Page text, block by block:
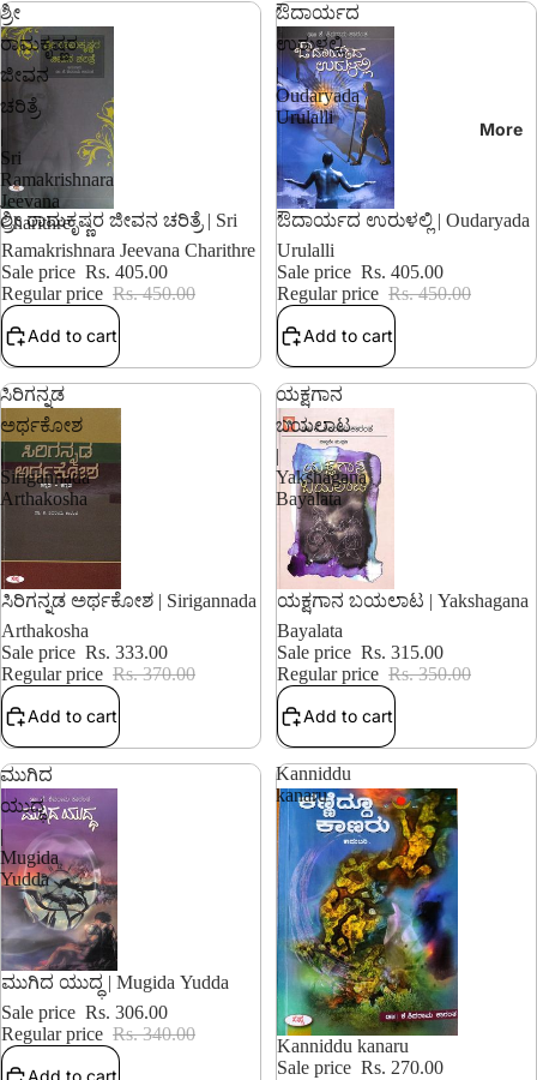
More
ಶ್ರೀ
ರಾಮಕೃಷ್ಣರ
ಜೀವನ
ಚರಿತ್ರೆ
|
Sri
Ramakrishnara
Jeevana
Charithre
10% OFF
ಶ್ರೀ ರಾಮಕೃಷ್ಣರ ಜೀವನ ಚರಿತ್ರೆ | Sri
Ramakrishnara Jeevana Charithre
Sale price Rs. 405.00
Regular price Rs. 450.00
Add to cart
ಔದಾರ್ಯದ
ಉರುಳಲ್ಲಿ
|
Oudaryada
Urulalli
10% OFF
ಔದಾರ್ಯದ ಉರುಳಲ್ಲಿ | Oudaryada
Urulalli
Sale price Rs. 405.00
Regular price Rs. 450.00
Add to cart
ಸಿರಿಗನ್ನಡ
ಅರ್ಥಕೋಶ
|
Sirigannada
Arthakosha
10% OFF
ಸಿರಿಗನ್ನಡ ಅರ್ಥಕೋಶ | Sirigannada
Arthakosha
Sale price Rs. 333.00
Regular price Rs. 370.00
Add to cart
ಯಕ್ಷಗಾನ
ಬಯಲಾಟ
|
Yakshagana
Bayalata
10% OFF
ಯಕ್ಷಗಾನ ಬಯಲಾಟ | Yakshagana
Bayalata
Sale price Rs. 315.00
Regular price Rs. 350.00
Add to cart
ಮುಗಿದ
ಯುದ್ಧ
|
Mugida
Yudda
10% OFF
ಮುಗಿದ ಯುದ್ಧ | Mugida Yudda
Sale price Rs. 306.00
Regular price Rs. 340.00
Kanniddu
kanaru
10% OFF
Kanniddu kanaru
Sale price Rs. 270.00